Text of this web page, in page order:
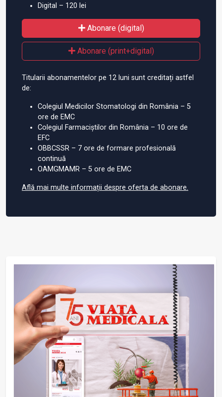
Digital – 120 lei
Abonare (digital)
Abonare (print+digital)
Titularii abonamentelor pe 12 luni sunt creditați astfel
de:
Colegiul Medicilor Stomatologi din România – 5
ore de EMC
Colegiul Farmaciștilor din România – 10 ore de
EFC
OBBCSSR – 7 ore de formare profesională
continuă
OAMGMAMR – 5 ore de EMC
Află mai multe informații despre oferta de abonare.